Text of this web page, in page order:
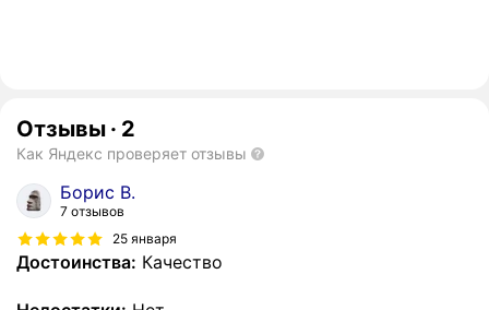
Отзывы · 2
Как Яндекс проверяет отзывы
Борис В.
7 отзывов
25 января
Достоинства: Качество